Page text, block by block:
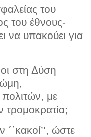
του
του έθνους-
να υπακούει για
στη Δύση
με
τρομοκρατία;
ώστε